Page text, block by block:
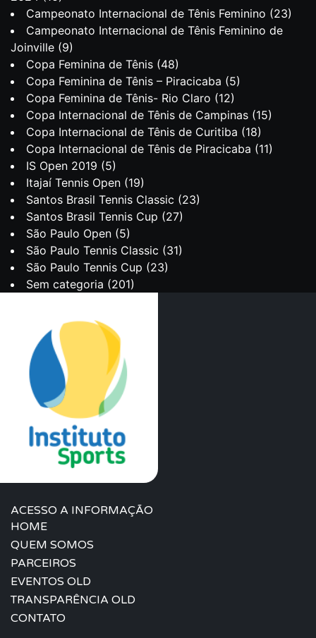
Campeonato Internacional de Tênis Feminino (23)
Campeonato Internacional de Tênis Feminino de
Joinville (9)
Copa Feminina de Tênis (48)
Copa Feminina de Tênis – Piracicaba (5)
Copa Feminina de Tênis- Rio Claro (12)
Copa Internacional de Tênis de Campinas (15)
Copa Internacional de Tênis de Curitiba (18)
Copa Internacional de Tênis de Piracicaba (11)
IS Open 2019 (5)
Itajaí Tennis Open (19)
Santos Brasil Tennis Classic (23)
Santos Brasil Tennis Cup (27)
São Paulo Open (5)
São Paulo Tennis Classic (31)
São Paulo Tennis Cup (23)
Sem categoria (201)
ACESSO A INFORMAÇÃO
HOME
QUEM SOMOS
PARCEIROS
EVENTOS OLD
TRANSPARÊNCIA OLD
CONTATO